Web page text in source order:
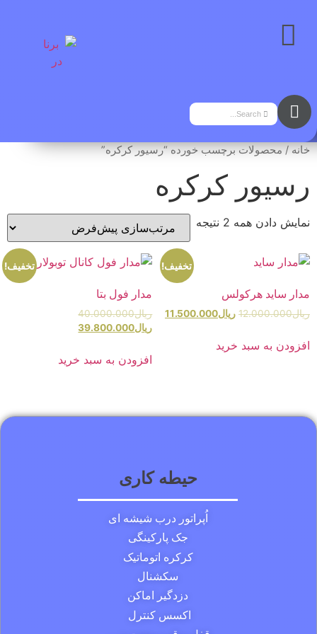
خانه/ محصولات برچسب خورده “رسیور کرکره”
رسیور کرکره
نمایش دادن همه 2 نتیجه
تخفیف!
مدار ساید هرکولس
ریال12.000.000 ریال11.500.000
افزودن به سبد خرید
تخفیف!
مدار فول بتا
ریال40.000.000
ریال39.800.000
افزودن به سبد خرید
حیطه کاری
اُپراتور درب شیشه ای
جک پارکینگی
کرکره اتوماتیک
سکشنال
دزدگیر اماکن
اکسس کنترل